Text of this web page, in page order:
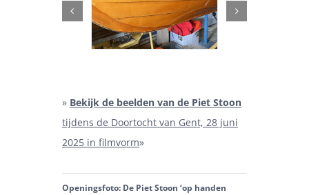
» Bekijk de beelden van de Piet Stoon
tijdens de Doortocht van Gent, 28 juni
2025 in filmvorm»
Openingsfoto: De Piet Stoon ‘op handen